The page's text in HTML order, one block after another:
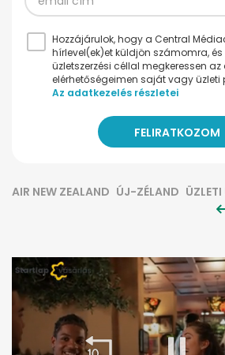
Hozzájárulok, hogy a Central
hírlevel(ek)et küldjön számomra, és
üzletszerzési céllal megkeressen
elérhetőségeimen saját vagy
Az adatkezelés részletei
AIR NEW ZEALAND ÚJ-ZÉLAND